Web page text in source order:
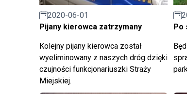
2020-06-01
Pijany kierowca zatrzymany
Kolejny pijany kierowca został
wyeliminowany z naszych dróg dzięki
czujności funkcjonariuszki Straży
Miejskiej.
Po